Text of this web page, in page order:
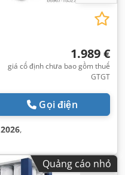
1.989 €
giá cố định chưa bao gồm thuế
GTGT
Gọi điện
2026,
Quảng cáo nhỏ